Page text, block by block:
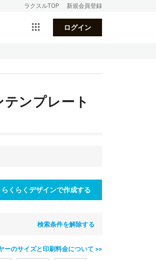
ラクスルTOP 新規会員登録
ログイン
ンプレート
らくらくデザインで作成する
検索条件を解除する
ーのサイズと印刷料金について >>